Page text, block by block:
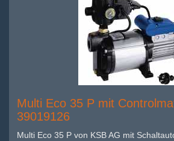
Multi Eco 35 P mit
39019126
Multi Eco 35 P von KSB AG mit